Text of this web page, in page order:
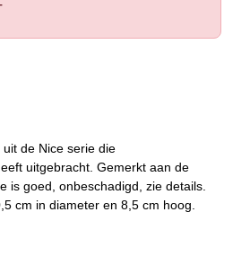
de Nice serie die
uitgebracht. Gemerkt aan de
is goed, onbeschadigd, zie details.
cm in diameter en 8,5 cm hoog.